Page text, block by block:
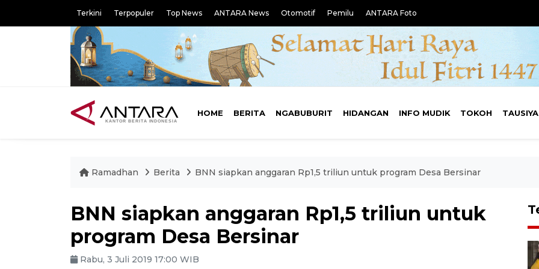
Terkini Terpopuler Top News ANTARA News Otomotif Pemilu ANTARA Foto
HOME BERITA NGABUBURIT HIDANGAN INFO MUDIK TOKOH
Ramadhan Berita BNN siapkan anggaran Rp1,5 triliun untuk program Desa Bersinar
BNN siapkan anggaran Rp1,5 triliun untuk
program Desa Bersinar
Rabu, 3 Juli 2019 17:00 WIB